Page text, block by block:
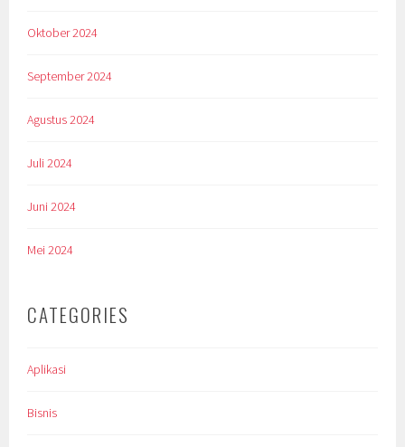
Oktober 2024
September 2024
Agustus 2024
Juli 2024
Juni 2024
Mei 2024
CATEGORIES
Aplikasi
Bisnis